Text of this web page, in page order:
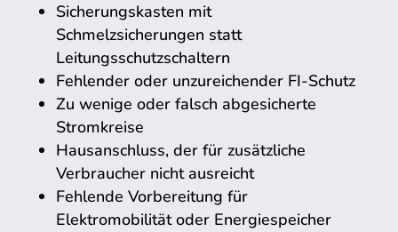
Sicherungskasten mit
Schmelzsicherungen statt
Leitungsschutzschaltern
Fehlender oder unzureichender FI-Schutz
Zu wenige oder falsch abgesicherte
Stromkreise
Hausanschluss, der für zusätzliche
Verbraucher nicht ausreicht
Fehlende Vorbereitung für
Elektromobilität oder Energiespeicher